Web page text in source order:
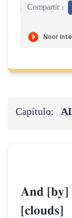
Compartir :
Capítulo:
And [by]
[clouds]